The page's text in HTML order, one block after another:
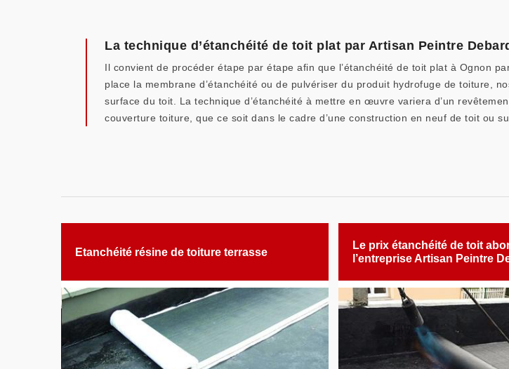
La technique d’étanchéité de toit plat par Artisan Peintre
Il convient de procéder étape par étape afin que l’étanchéité de toit plat à Ognon
place la membrane d’étanchéité ou de pulvériser du produit hydrofuge de toiture,
surface du toit. La technique d’étanchéité à mettre en œuvre variera d’un
couverture toiture, que ce soit dans le cadre d’une construction en neuf de toit ou
Etanchéité résine de toiture terrasse
Le prix étanchéité de toit
l’entreprise Artisan Peintre